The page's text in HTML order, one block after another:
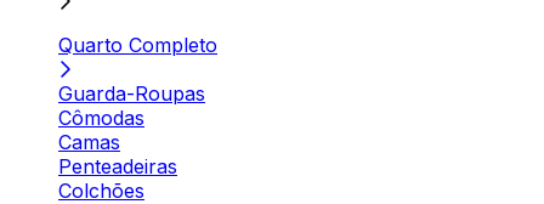
Quarto Completo
Guarda-Roupas
Cômodas
Camas
Penteadeiras
Colchões